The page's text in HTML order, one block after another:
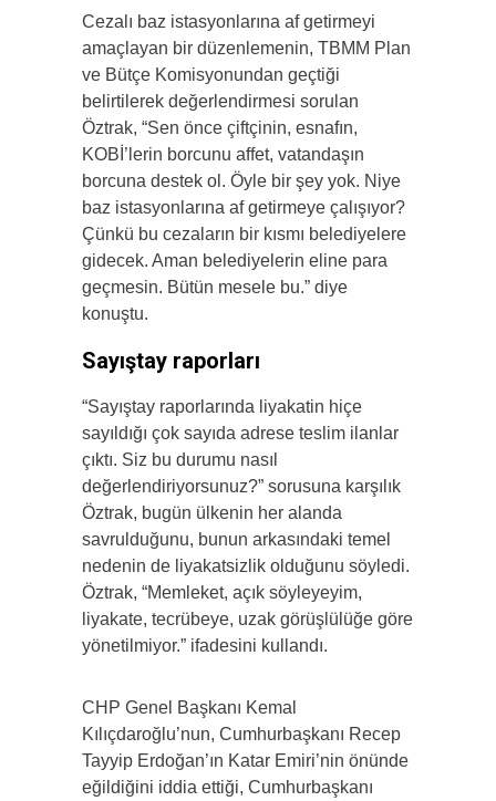
Cezalı baz istasyonlarına af getirmeyi
amaçlayan bir düzenlemenin, TBMM Plan
ve Bütçe Komisyonundan geçtiği
belirtilerek değerlendirmesi sorulan
Öztrak, “Sen önce çiftçinin, esnafın,
KOBİ’lerin borcunu affet, vatandaşın
borcuna destek ol. Öyle bir şey yok. Niye
baz istasyonlarına af getirmeye çalışıyor?
Çünkü bu cezaların bir kısmı belediyelere
gidecek. Aman belediyelerin eline para
geçmesin. Bütün mesele bu.” diye
konuştu.
Sayıştay raporları
“Sayıştay raporlarında liyakatin hiçe
sayıldığı çok sayıda adrese teslim ilanlar
çıktı. Siz bu durumu nasıl
değerlendiriyorsunuz?” sorusuna karşılık
Öztrak, bugün ülkenin her alanda
savrulduğunu, bunun arkasındaki temel
nedenin de liyakatsizlik olduğunu söyledi.
Öztrak, “Memleket, açık söyleyeyim,
liyakate, tecrübeye, uzak görüşlülüğe göre
yönetilmiyor.” ifadesini kullandı.
CHP Genel Başkanı Kemal
Kılıçdaroğlu’nun, Cumhurbaşkanı Recep
Tayyip Erdoğan’ın Katar Emiri’nin önünde
eğildiğini iddia ettiği, Cumhurbaşkanı